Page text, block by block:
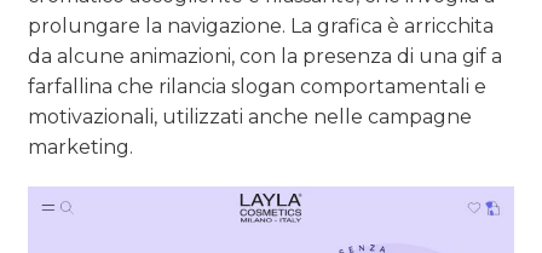
prolungare la navigazione. La grafica è arricchita
da alcune animazioni, con la presenza di una gif a
farfallina che rilancia slogan comportamentali e
motivazionali, utilizzati anche nelle campagne
marketing.